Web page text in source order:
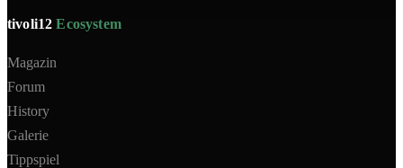
tivoli12Ecosystem
Magazin
Forum
History
Galerie
Tippspiel